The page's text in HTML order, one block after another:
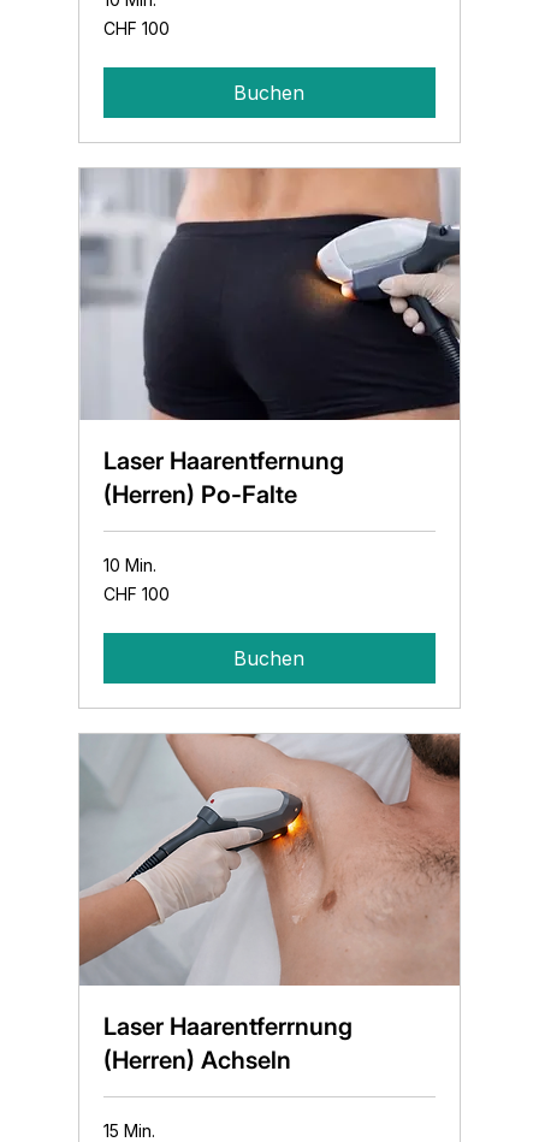
100
Schweizer
CHF 100
Buchen
Laser Haarentfernung
(Herren) Po-Falte
10 Min.
100
Schweizer
CHF 100
Buchen
Laser Haarentferrnung
(Herren) Achseln
15 Min.